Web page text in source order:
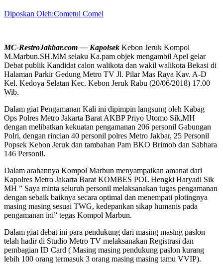
Diposkan Oleh:Cometul Comel
MC-RestroJakbar.com — Kapolsek Kebon Jeruk Kompol
M.Marbun.SH.MM selaku Ka.pam objek mengambil Apel gelar
Debat publik Kandidat calon walikota dan wakil walikota Bekasi di
Halaman Parkir Gedung Metro TV Jl. Pilar Mas Raya Kav. A-D
Kel. Kedoya Selatan Kec. Kebon Jeruk Rabu (20/06/2018) 17.00
Wib.
Dalam giat Pengamanan Kali ini dipimpin langsung oleh Kabag
Ops Polres Metro Jakarta Barat AKBP Priyo Utomo Sik,MH
dengan melibatkan kekuatan pengamanan 206 personil Gabungan
Polri, dengan rincian 40 personil polres Metro Jakbar, 25 Personil
Popsek Kebon Jeruk dan tambahan Pam BKO Brimob dan Sabhara
146 Personil.
Dalam arahannya Kompol Marbun menyampaikan amanat dari
Kapolres Metro Jakarta Barat KOMBES POL Hengki Haryadi Sik
MH ” Saya minta seluruh personil melaksanakan tugas pengamanan
dengan sebaik baiknya secara optimal dan menempati plotingnya
masing masing sesuai TWG, kedepankan sikap humanis pada
pengamanan ini” tegas Kompol Marbun.
Dalam giat debat ini para pendukung dari masing masing paslon
telah hadir di Studio Metro TV melaksanakan Registrasi dan
pembagian ID Card ( Masing masing pendukung paslon kurang
lebih 100 orang termasuk 3 orang masing masing tamu VVIP).